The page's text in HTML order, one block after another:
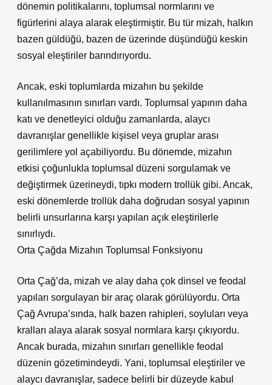
dönemin politikalarını, toplumsal normlarını ve
figürlerini alaya alarak eleştirmiştir. Bu tür mizah, halkın
bazen güldüğü, bazen de üzerinde düşündüğü keskin
sosyal eleştiriler barındırıyordu.
Ancak, eski toplumlarda mizahın bu şekilde
kullanılmasının sınırları vardı. Toplumsal yapının daha
katı ve denetleyici olduğu zamanlarda, alaycı
davranışlar genellikle kişisel veya gruplar arası
gerilimlere yol açabiliyordu. Bu dönemde, mizahın
etkisi çoğunlukla toplumsal düzeni sorgulamak ve
değiştirmek üzerineydi, tıpkı modern trollük gibi. Ancak,
eski dönemlerde trollük daha doğrudan sosyal yapının
belirli unsurlarına karşı yapılan açık eleştirilerle
sınırlıydı.
Orta Çağda Mizahın Toplumsal Fonksiyonu
Orta Çağ’da, mizah ve alay daha çok dinsel ve feodal
yapıları sorgulayan bir araç olarak görülüyordu. Orta
Çağ Avrupa’sında, halk bazen rahipleri, soyluları veya
kralları alaya alarak sosyal normlara karşı çıkıyordu.
Ancak burada, mizahın sınırları genellikle feodal
düzenin gözetimindeydi. Yani, toplumsal eleştiriler ve
alaycı davranışlar, sadece belirli bir düzeyde kabul